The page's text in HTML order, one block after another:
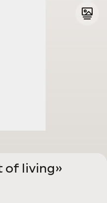
of living»